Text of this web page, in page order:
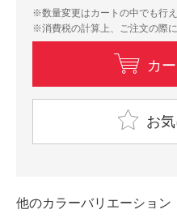
※数量変更はカートの中でも行え
※消費税の計算上、ご注文の際
カ
お
他のカラーバリエーション